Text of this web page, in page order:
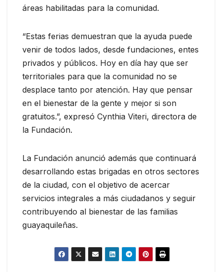
áreas habilitadas para la comunidad.
“Estas ferias demuestran que la ayuda puede
venir de todos lados, desde fundaciones, entes
privados y públicos. Hoy en día hay que ser
territoriales para que la comunidad no se
desplace tanto por atención. Hay que pensar
en el bienestar de la gente y mejor si son
gratuitos.”, expresó Cynthia Viteri, directora de
la Fundación.
La Fundación anunció además que continuará
desarrollando estas brigadas en otros sectores
de la ciudad, con el objetivo de acercar
servicios integrales a más ciudadanos y seguir
contribuyendo al bienestar de las familias
guayaquileñas.